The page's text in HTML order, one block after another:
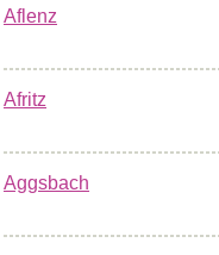
Aflenz
Afritz
Aggsbach